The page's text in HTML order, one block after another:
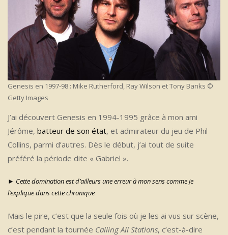
Genesis en 1997-98 : Mike Rutherford, Ray Wilson et Tony Banks ©
Getty Images
J’ai découvert Genesis en 1994-1995 grâce à mon ami
Jérôme, batteur de son état, et admirateur du jeu de Phil
Collins, parmi d’autres. Dès le début, j’ai tout de suite
préféré la période dite « Gabriel ».
► Cette domination est d’ailleurs une erreur à mon sens comme je
l’explique dans cette chronique
Mais le pire, c’est que la seule fois où je les ai vus sur scène,
c’est pendant la tournée Calling All Stations, c’est-à-dire